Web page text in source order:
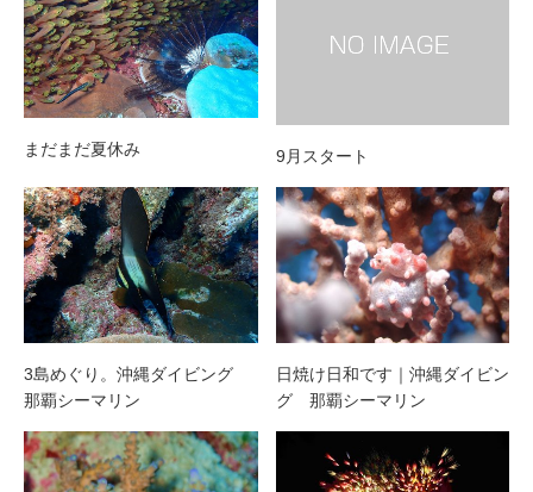
まだまだ夏休み 9月スタート
3島めぐり。沖縄ダイビング
那覇シーマリン
日焼け日和です｜沖縄ダイビン
グ 那覇シーマリン